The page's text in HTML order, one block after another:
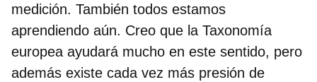
medición. También todos estamos
aprendiendo aún. Creo que la Taxonomía
europea ayudará mucho en este sentido, pero
además existe cada vez más presión de